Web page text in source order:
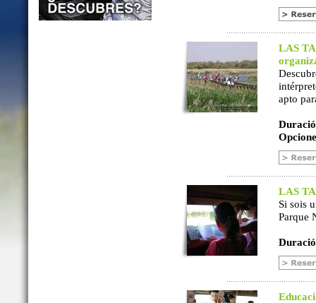
LAS
apto
LAS
Si sois
Parque